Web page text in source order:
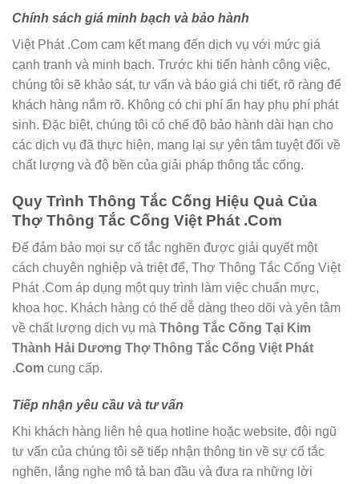
Chính sách giá minh bạch và bảo hành
Việt Phát .Com cam kết mang đến dịch vụ với mức giá
cạnh tranh và minh bạch. Trước khi tiến hành công việc,
chúng tôi sẽ khảo sát, tư vấn và báo giá chi tiết, rõ ràng để
khách hàng nắm rõ. Không có chi phí ẩn hay phụ phí phát
sinh. Đặc biệt, chúng tôi có chế độ bảo hành dài hạn cho
các dịch vụ đã thực hiện, mang lại sự yên tâm tuyệt đối về
chất lượng và độ bền của giải pháp thông tắc cống.
Quy Trình Thông Tắc Cống Hiệu Quả Của
Thợ Thông Tắc Cống Việt Phát .Com
Để đảm bảo mọi sự cố tắc nghẽn được giải quyết một
cách chuyên nghiệp và triệt để, Thợ Thông Tắc Cống Việt
Phát .Com áp dụng một quy trình làm việc chuẩn mực,
khoa học. Khách hàng có thể dễ dàng theo dõi và yên tâm
về chất lượng dịch vụ mà Thông Tắc Cống Tại Kim
Thành Hải Dương Thợ Thông Tắc Cống Việt Phát
.Com cung cấp.
Tiếp nhận yêu cầu và tư vấn
Khi khách hàng liên hệ qua hotline hoặc website, đội ngũ
tư vấn của chúng tôi sẽ tiếp nhận thông tin về sự cố tắc
nghẽn, lắng nghe mô tả ban đầu và đưa ra những lời